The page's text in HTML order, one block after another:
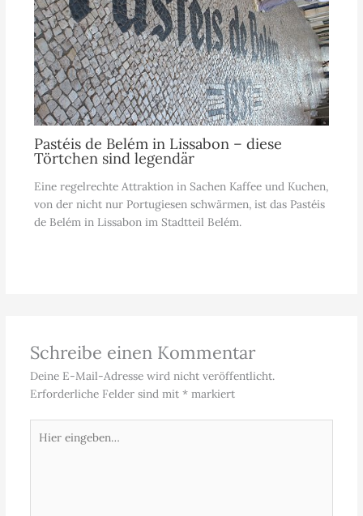
Pastéis de Belém in Lissabon – diese
Törtchen sind legendär
Eine regelrechte Attraktion in Sachen Kaffee und Kuchen,
von der nicht nur Portugiesen schwärmen, ist das Pastéis
de Belém in Lissabon im Stadtteil Belém.
Schreibe einen Kommentar
Deine E-Mail-Adresse wird nicht veröffentlicht.
Erforderliche Felder sind mit *markiert
eingeben…